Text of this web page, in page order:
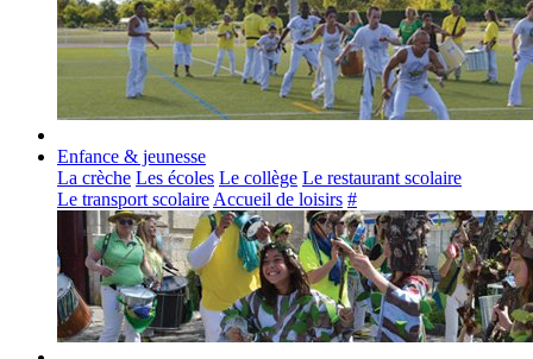
Enfance & jeunesse
La crèche Les écoles Le collège Le restaurant scolaire
Le transport scolaire Accueil de loisirs #